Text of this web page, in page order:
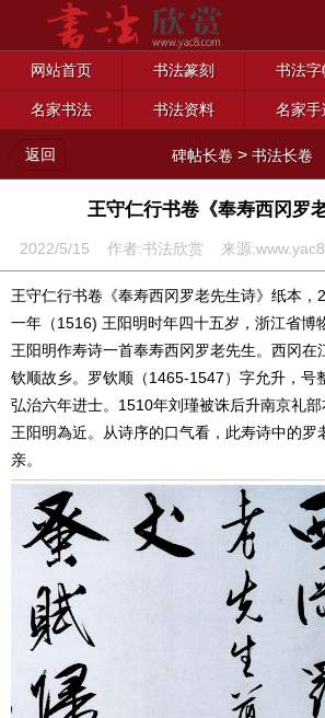
网站首页 书法篆刻 书法字
名家书法 书法资料 名家手
返回 碑帖长卷 >书法长卷
王守仁行书卷《奉寿西冈罗
2022/5/15 作者:书法欣赏 来源
王守仁行书卷《奉寿西冈罗老先生诗》纸本
一年（1516) 王阳明时年四十五岁，浙江省博
王阳明作寿诗一首奉寿西冈罗老先生。西冈在
钦顺故乡。罗钦顺（1465-1547）字允升，号
弘治六年进士。1510年刘瑾被诛后升南京礼
王阳明為近。从诗序的口气看，此寿诗中的罗
亲。